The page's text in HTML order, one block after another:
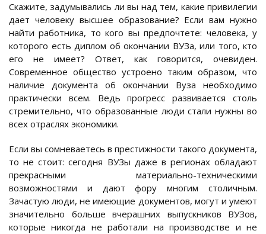
Скажите, задумывались ли вы над тем, какие привилегии
дает человеку высшее образование? Если вам нужно
найти работника, то кого вы предпочтете: человека, у
которого есть диплом об окончании ВУЗа, или того, кто
его не имеет? Ответ, как говорится, очевиден.
Современное общество устроено таким образом, что
наличие документа об окончании Вуза необходимо
практически всем. Ведь прогресс развивается столь
стремительно, что образованные люди стали нужны во
всех отраслях экономики.
Если вы сомневаетесь в престижности такого документа,
то не стоит: сегодня ВУЗы даже в регионах обладают
прекрасными материально-техническими
возможностями и дают фору многим столичным.
Зачастую люди, не имеющие документов, могут и умеют
значительно больше вчерашних выпускников ВУЗов,
которые никогда не работали на производстве и не